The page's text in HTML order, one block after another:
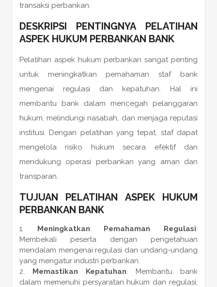
transaksi perbankan.
DESKRIPSI PENTINGNYA PELATIHAN
ASPEK HUKUM PERBANKAN BANK
Pelatihan aspek hukum perbankan sangat penting
untuk meningkatkan pemahaman staf bank
mengenai regulasi dan kepatuhan. Hal ini
membantu bank dalam mencegah pelanggaran
hukum, melindungi nasabah, dan menjaga reputasi
institusi. Dengan pelatihan yang tepat, staf dapat
mengelola risiko hukum secara efektif dan
mendukung operasi perbankan yang aman dan
transparan.
TUJUAN PELATIHAN ASPEK HUKUM
PERBANKAN BANK
Meningkatkan Pemahaman Regulasi:
Membekali peserta dengan pengetahuan
mendalam mengenai regulasi dan undang-undang
yang mengatur industri perbankan.
Memastikan Kepatuhan: Membantu bank
dalam memenuhi persyaratan hukum dan regulasi,